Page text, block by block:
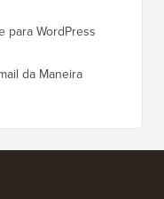
para WordPress
da Maneira